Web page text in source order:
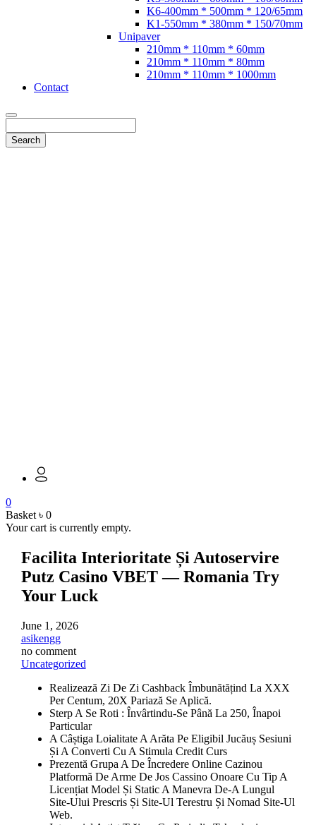
K6-400mm * 500mm * 120/65mm
K1-550mm * 380mm * 150/70mm
Unipaver
210mm * 110mm * 60mm
210mm * 110mm * 80mm
210mm * 110mm * 1000mm
Contact
0
Basket ৳ 0
Your cart is currently empty.
Facilita Interioritate Și Autoservire
Putz Casino VBET — Romania Try
Your Luck
June 1, 2026
asikengg
no comment
Uncategorized
Realizează Zi De Zi Cashback Îmbunătățind La XXX
Per Centum, 20X Pariază Se Aplică.
Sterp A Se Roti : Învârtindu-Se Până La 250, Înapoi
Particular
A Câștiga Loialitate A Arăta Pe Eligibil Jucăuș Sesiuni
Și A Converti Cu A Stimula Credit Curs
Prezentă Grupa A De Încredere Online Cazinou
Platformă De Arme De Jos Cassino Onoare Cu Tip A
Licențiat Model Și Static A Manevra De-A Lungul
Site-Ului Prescris Și Site-Ul Terestru Și Nomad Site-Ul
Web.